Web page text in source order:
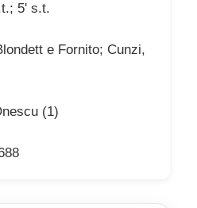
5' s.t.
e Fornito; Cunzi,
(1)